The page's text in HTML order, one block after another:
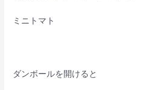
ミニトマト
ダンボールを開けると